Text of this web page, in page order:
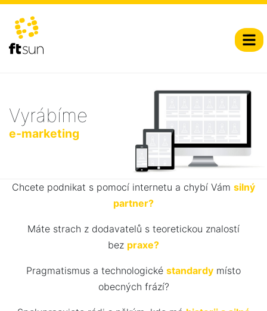
Vyrábíme
e-marketing
Chcete podnikat s pomocí internetu a chybí Vám silný
partner?
Máte strach z dodavatelů s teoretickou znalostí
bez praxe?
Pragmatismus a technologické standardy místo
obecných frází?